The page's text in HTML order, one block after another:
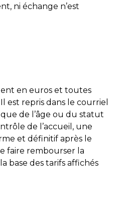
ni échange n’est
en euros et toutes
est repris dans le courriel
de l’âge ou du statut
de l’accueil, une
et définitif après le
faire rembourser la
base des tarifs affichés